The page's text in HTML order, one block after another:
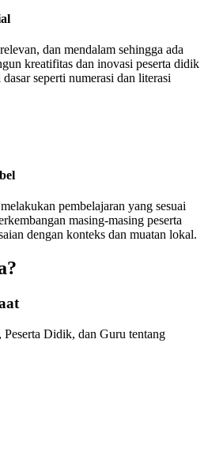
dan mendalam sehingga ada
kreatifitas dan inovasi peserta didik
seperti numerasi dan literasi
pembelajaran yang sesuai
masing-masing peserta
dengan konteks dan muatan lokal.
Didik, dan Guru tentang